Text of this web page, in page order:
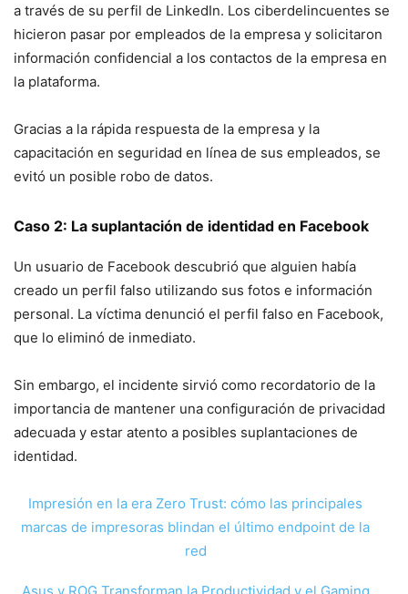
a través de su perfil de LinkedIn. Los ciberdelincuentes se
hicieron pasar por empleados de la empresa y solicitaron
información confidencial a los contactos de la empresa en
la plataforma.
Gracias a la rápida respuesta de la empresa y la
capacitación en seguridad en línea de sus empleados, se
evitó un posible robo de datos.
Caso 2: La suplantación de identidad en Facebook
Un usuario de Facebook descubrió que alguien había
creado un perfil falso utilizando sus fotos e información
personal. La víctima denunció el perfil falso en Facebook,
que lo eliminó de inmediato.
Sin embargo, el incidente sirvió como recordatorio de la
importancia de mantener una configuración de privacidad
adecuada y estar atento a posibles suplantaciones de
identidad.
Impresión en la era Zero Trust: cómo las principales
marcas de impresoras blindan el último endpoint de la
red